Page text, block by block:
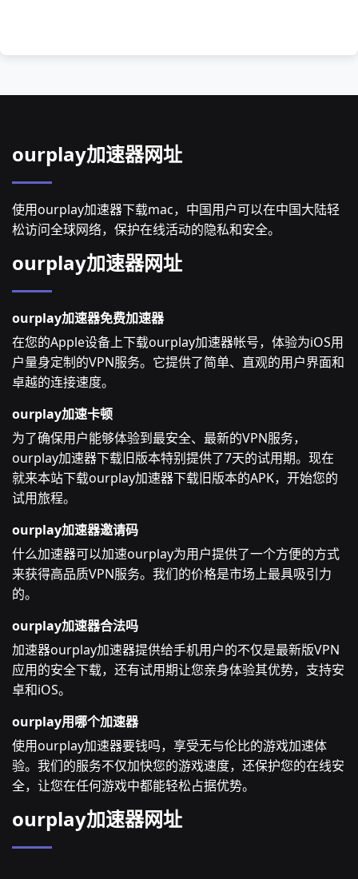
ourplay加速器网址
使用ourplay加速器下载mac，中国用户可以在中国大陆轻
松访问全球网络，保护在线活动的隐私和安全。
ourplay加速器网址
ourplay加速器免费加速器
在您的Apple设备上下载ourplay加速器帐号，体验为iOS用
户量身定制的VPN服务。它提供了简单、直观的用户界面和
卓越的连接速度。
ourplay加速卡顿
为了确保用户能够体验到最安全、最新的VPN服务，
ourplay加速器下载旧版本特别提供了7天的试用期。现在
就来本站下载ourplay加速器下载旧版本的APK，开始您的
试用旅程。
ourplay加速器邀请码
什么加速器可以加速ourplay为用户提供了一个方便的方式
来获得高品质VPN服务。我们的价格是市场上最具吸引力
的。
ourplay加速器合法吗
加速器ourplay加速器提供给手机用户的不仅是最新版VPN
应用的安全下载，还有试用期让您亲身体验其优势，支持安
卓和iOS。
ourplay用哪个加速器
使用ourplay加速器要钱吗，享受无与伦比的游戏加速体
验。我们的服务不仅加快您的游戏速度，还保护您的在线安
全，让您在任何游戏中都能轻松占据优势。
ourplay加速器网址